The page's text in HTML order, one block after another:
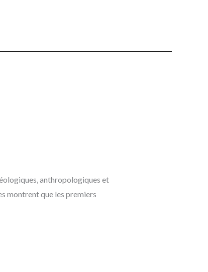
anthropologiques et
montrent que les premiers